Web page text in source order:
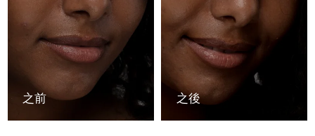
之前 之後
全部購買
FOREO APP
澤西島 預計送達日期
哈薩克 預計送達日期
科威特 預計送達日期8/10/26
拉脫維亞 預計送達日期8/10/26